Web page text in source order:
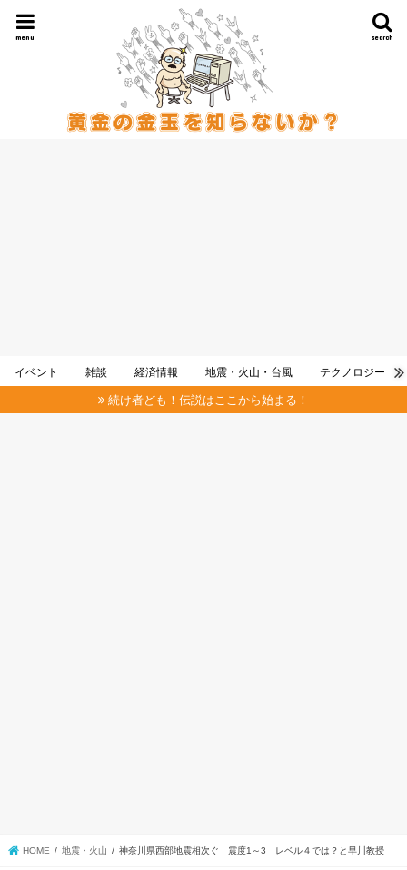
search
menu
イベント 雑談 経済情報 地震・火山・台風 テクノロジー
続け者ども！伝説はここから始まる！
HOME 地震・火山 神奈川県西部地震相次ぐ 震度1～3 レベル４では？と早川教授